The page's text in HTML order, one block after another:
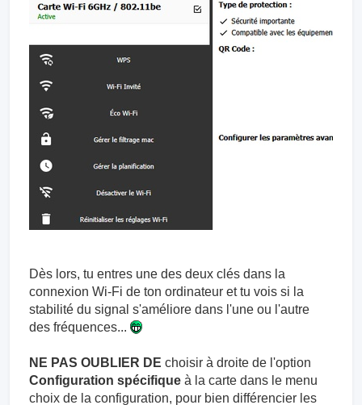
Dès lors, tu entres une des deux clés dans la
connexion Wi-Fi de ton ordinateur et tu vois si la
stabilité du signal s'améliore dans l'une ou l'autre
des fréquences...
NE PAS OUBLIER DE choisir à droite de l'option
Configuration spécifique à la carte dans le menu
choix de la configuration, pour bien différencier les